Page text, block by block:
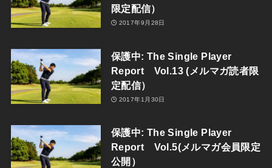
限定配信）
2017年9月28日
保護中: The Single Player
Report Vol.13 (メルマガ読者限
定配信）
2017年1月30日
保護中: The Single Player
Report Vol.5(メルマガ会員限定
公開）